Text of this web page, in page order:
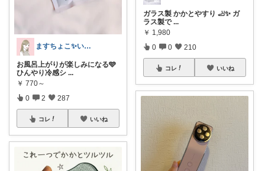
ますちょこ✨いつも感謝しております☺️✨
お風呂上がりが楽しみになる🩵
ひんやり冷感シ ...
￥ 770～
0 2 287
コレ いいね
ガラス製 かかとやすり 🦶✨ ガ
ラス製で ...
￥ 1,980
0 0 210
コレ いいね